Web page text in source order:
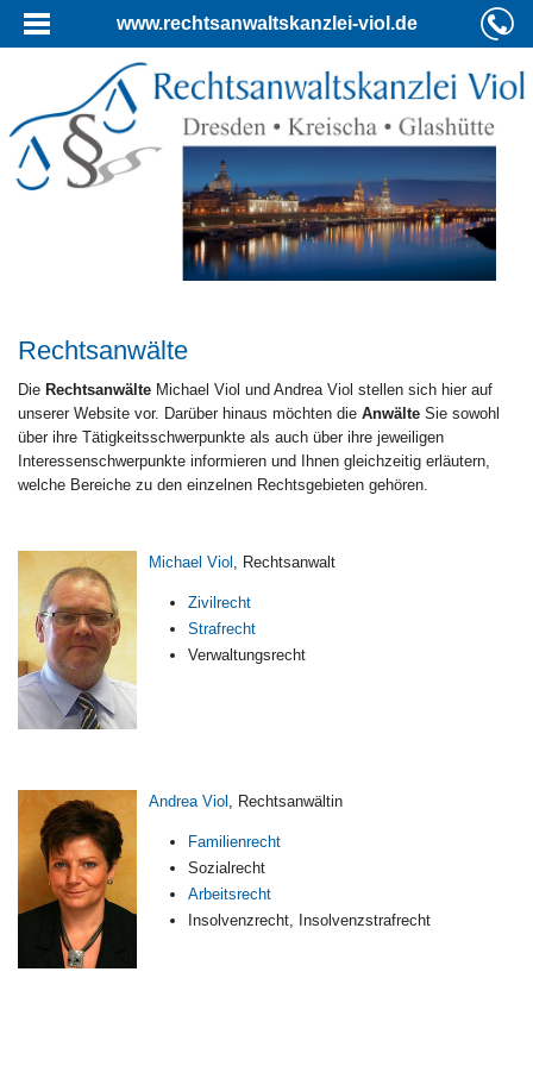
www.rechtsanwaltskanzlei-viol.de
Rechtsanwälte
Die Rechtsanwälte Michael Viol und Andrea Viol stellen sich hier auf
unserer Website vor. Darüber hinaus möchten die Anwälte Sie sowohl
über ihre Tätigkeitsschwerpunkte als auch über ihre jeweiligen
Interessenschwerpunkte informieren und Ihnen gleichzeitig erläutern,
welche Bereiche zu den einzelnen Rechtsgebieten gehören.
Michael Viol , Rechtsanwalt
Zivilrecht
Strafrecht
Verwaltungsrecht
Andrea Viol , Rechtsanwältin
Familienrecht
Sozialrecht
Arbeitsrecht
Insolvenzrecht, Insolvenzstrafrecht